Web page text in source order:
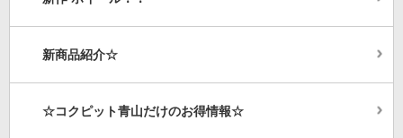
新商品紹介☆
☆コクピット青山だけのお得情報☆